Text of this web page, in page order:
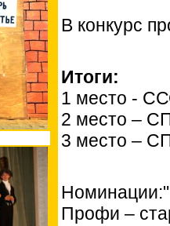
В конкурс
Итоги:
1 место -
2 место –
3 место –
Номинации:"
Профи –